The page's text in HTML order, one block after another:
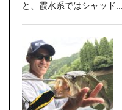
と、霞水系ではシャッド...